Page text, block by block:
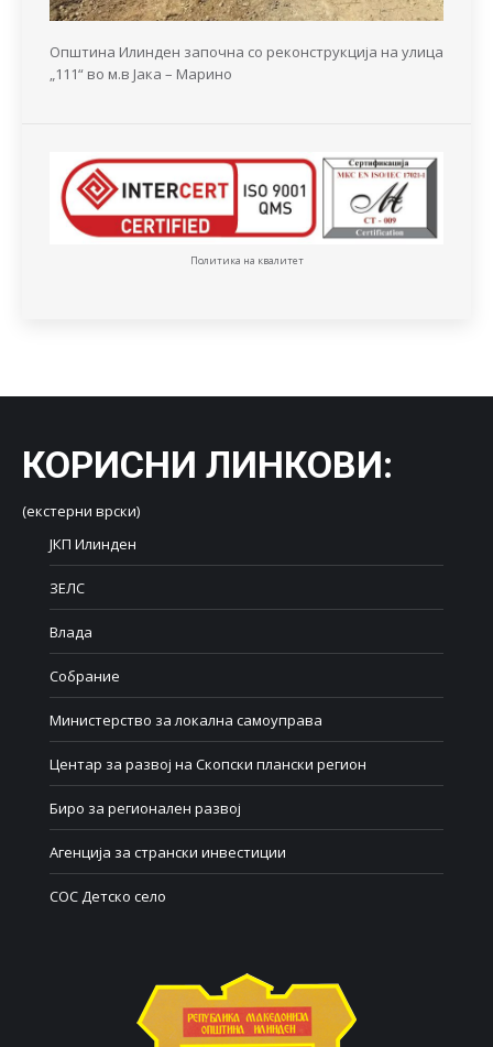
Општина Илинден започна со реконструкција на улица
„111“ во м.в Јака – Марино
Политика на квалитет
КОРИСНИ ЛИНКОВИ:
(екстерни врски)
ЈКП Илинден
ЗЕЛС
Влада
Собрание
Министерство за локална самоуправа
Центар за развој на Скопски плански регион
Биро за регионален развој
Агенција за странски инвестиции
СОС Детско село